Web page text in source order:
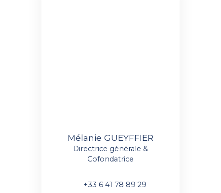
Mélanie GUEYFFIER
Directrice générale &
Cofondatrice
+33 6 41 78 89 29